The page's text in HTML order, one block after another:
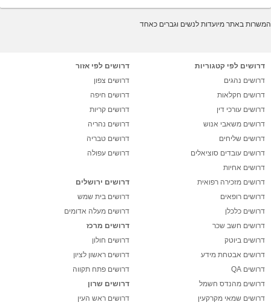
המשרות באתר מיועדות לנשים וגברים כאחד
דרושים לפי קטגוריות
דרושים נהגים
דרושים חקלאות
דרושים עורכי דין
דרושים משאבי אנוש
דרושים שליחים
דרושים עובדים סוציאלים
דרושים אחיות
דרושים מזכירה רפואית
דרושים רופאים
דרושים כלכלן
דרושים חשב שכר
דרושים ביוטק
דרושים אבטחת מידע
דרושים QA
דרושים מהנדס חשמל
דרושים שמאי מקרקעין
דרושים לפי אזור
דרושים צפון
דרושים חיפה
דרושים קריות
דרושים נהריה
דרושים טבריה
דרושים עפולה
דרושים ירושלים
דרושים בית שמש
דרושים מעלה אדומים
דרושים מרכז
דרושים חולון
דרושים ראשון לציון
דרושים פתח תקווה
דרושים שרון
דרושים ראש העין